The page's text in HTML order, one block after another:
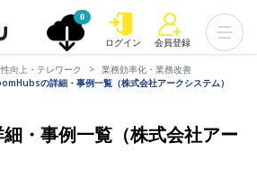
0
ログイン 会員登録
向上・テレワーク
業務効率化・業務改善
の詳細・事例一覧（株式会社アークシステム）
・事例一覧（株式会社アー